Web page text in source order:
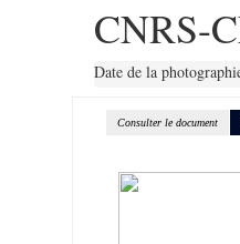
CNRS-
Date de la
Consulter le document